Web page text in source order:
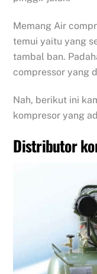
Memang Air
temui yaitu yang
tambal ban.
compressor yang
Nah, berikut ini
kompresor yang
Distributor